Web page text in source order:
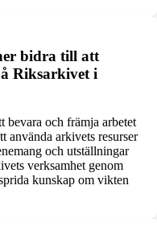
bidra till att
Riksarkivet i
bevara och främja arbetet
använda arkivets resurser
och utställningar
verksamhet genom
kunskap om vikten